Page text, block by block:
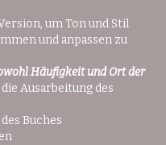
um Ton und Stil
und anpassen zu
Häufigkeit und Ort der
die Ausarbeitung des
Buches